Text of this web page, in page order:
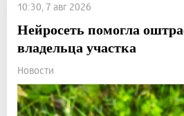
10:30, 7 авг 2026
Нейросеть помогла
владельца участка
Новости